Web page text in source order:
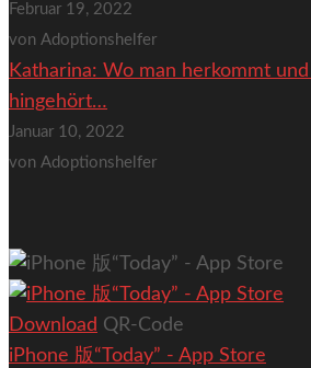
Februar 19, 2022
von Adoptionshelfer
Katharina: Wo man herkommt
hingehört…
Januar 10, 2022
von Adoptionshelfer
Download QR-Code
iPhone 版“Today” - App Store